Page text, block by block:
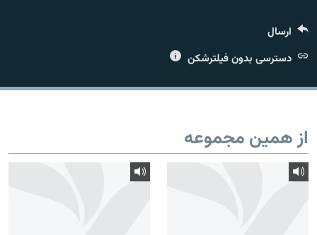
زبان‌های دیگر
ارسال
دسترسی بدون فیلترشکن
از همین مجموعه